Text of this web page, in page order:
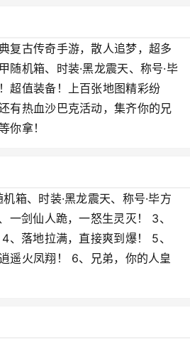
复古传奇手游，散人追梦，超多
随机箱、时装·黑龙震天、称号·毕
超值装备！上百张地图精彩纷
有热血沙巴克活动，集齐你的兄
你拿！
箱、时装·黑龙震天、称号·毕方
一剑仙人跪，一怒生灵灭！ 3、
、落地拉满，直接爽到爆！ 5、
遥火凤翔！ 6、兄弟，你的人皇